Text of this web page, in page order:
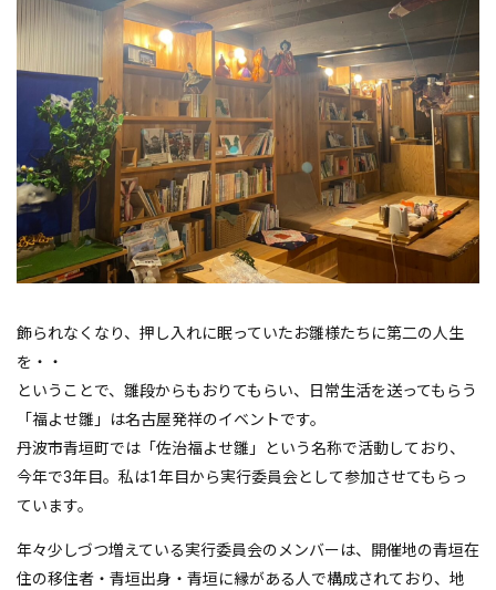
飾られなくなり、押し入れに眠っていたお雛様たちに第二の人生
を・・
ということで、雛段からもおりてもらい、日常生活を送ってもらう
「福よせ雛」は名古屋発祥のイベントです。
丹波市青垣町では「佐治福よせ雛」という名称で活動しており、
今年で3年目。私は1年目から実行委員会として参加させてもらっ
ています。
年々少しづつ増えている実行委員会のメンバーは、開催地の青垣在
住の移住者・青垣出身・青垣に縁がある人で構成されており、地